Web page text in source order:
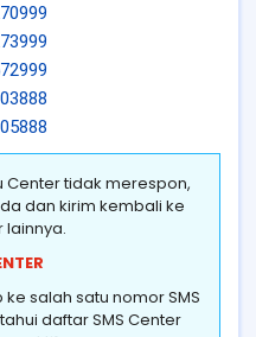
Center tidak merespon,
dan kirim kembali ke
lainnya.
salah satu nomor SMS
daftar SMS Center